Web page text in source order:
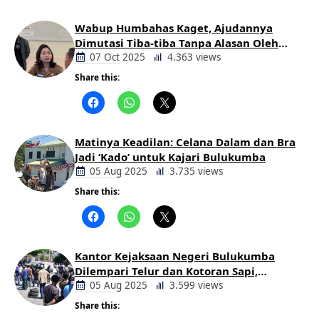
Wabup Humbahas Kaget, Ajudannya
Dimutasi Tiba-tiba Tanpa Alasan Oleh
Bupati
07 Oct 2025 4.363 views
Share this:
Matinya Keadilan: Celana Dalam dan Bra
Jadi ‘Kado’ untuk Kajari Bulukumba
05 Aug 2025 3.735 views
Share this:
Kantor Kejaksaan Negeri Bulukumba
Dilempari Telur dan Kotoran Sapi,
Keluarga Korban Lakalantas Tuntut
Keadilan
05 Aug 2025 3.599 views
Share this: